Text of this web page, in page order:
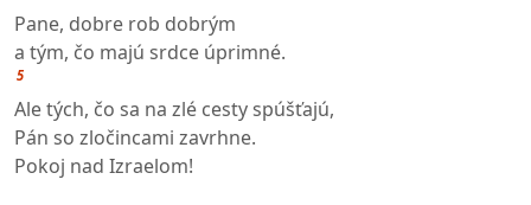
Pane, dobre rob dobrým
a tým, čo majú srdce úprimné.
5
Ale tých, čo sa na zlé cesty spúšťajú,
Pán so zločincami zavrhne.
Pokoj nad Izraelom!